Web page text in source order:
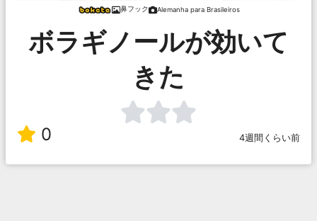
鼻フック Alemanha para Brasileiros
ボラギノールが効いて
きた
0 4週間くらい前